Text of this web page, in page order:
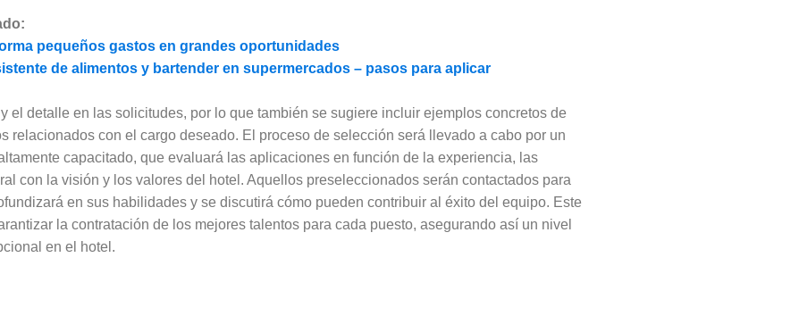
pequeños gastos en grandes oportunidades
de alimentos y bartender en supermercados – pasos para aplicar
el detalle en las solicitudes, por lo que también se sugiere incluir ejemplos concretos de
relacionados con el cargo deseado. El proceso de selección será llevado a cabo por un
capacitado, que evaluará las aplicaciones en función de la experiencia, las
con la visión y los valores del hotel. Aquellos preseleccionados serán contactados para
en sus habilidades y se discutirá cómo pueden contribuir al éxito del equipo. Este
la contratación de los mejores talentos para cada puesto, asegurando así un nivel
en el hotel.